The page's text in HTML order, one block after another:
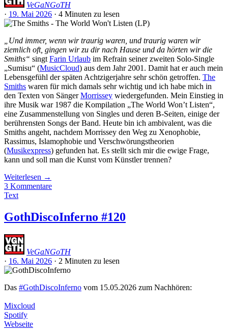
VeGaNGoTH
· 19. Mai 2026 · 4 Minuten zu lesen
„Und immer, wenn wir traurig waren, und traurig waren wir
ziemlich oft, gingen wir zu dir nach Hause und da hörten wir die
Smiths“ singt Farin Urlaub im Refrain seiner zweiten Solo-Single
„Sumisu“ (MusicCloud) aus dem Jahr 2001. Damit hat er auch mein
Lebensgefühl der späten Achtzigerjahre sehr schön getroffen. The
Smiths waren für mich damals sehr wichtig und ich habe mich in
den Texten von SängerMorrissey wiedergefunden. Mein Einstieg in
ihre Musik war 1987 die Kompilation „The World Won’t Listen“,
eine Zusammenstellung von Singles und deren B-Seiten, einige der
berührensten Songs der Band. Heute bin ich ambivalent, was die
Smiths angeht, nachdem Morrissey den Weg zu Xenophobie,
Rassimus, Islamophobie und Verschwörungstheorien
(Musikexpress) gefunden hat. Es stellt sich mir die ewige Frage,
kann und soll man die Kunst vom Künstler trennen?
Weiterlesen →
3 Kommentare
Text
GothDiscoInferno #120
VeGaNGoTH
· 16. Mai 2026 · 2 Minuten zu lesen
Das #GothDiscoInferno vom 15.05.2026 zum Nachhören:
Mixcloud
Spotify
Webseite